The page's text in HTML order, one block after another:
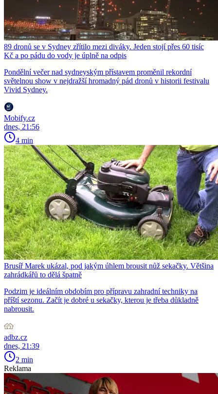
89 dronů se v Sydney zřítilo mezi diváky. Jeden stojí přes 60 tisíc
Kč a po pádu do vody je úplně na odpis
Pondělní večer nad sydneyským přístavem proměnil rekordní
světelnou show v nejdražší hromadný pád dronů v historii festivalu
Vivid Sydney.
Mobify.cz
dnes, 21:56
4 min
Brusíř Marek ukázal, pod jakým úhlem brousit nůž sekačky. Většina
zahrádkářů to dělá špatně
Podzim je ideálním obdobím pro přípravu zahradní techniky na
příští sezonu. Začít je dobré u sekačky, kterou je třeba důkladně
nabrousit.
adbz.cz
dnes, 21:39
2 min
Reklama